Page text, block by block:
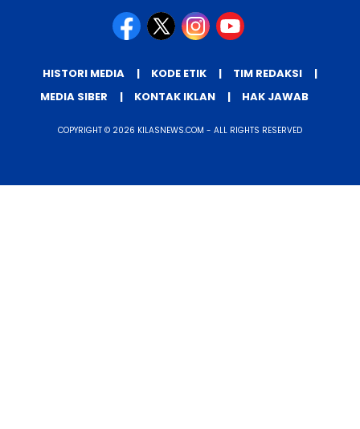
HISTORI MEDIA KODE ETIK
TIM REDAKSI
MEDIA SIBER
KONTAK IKLAN HAK JAWAB
COPYRIGHT © 2026 KILASNEWS.COM - ALL RIGHTS RESERVED